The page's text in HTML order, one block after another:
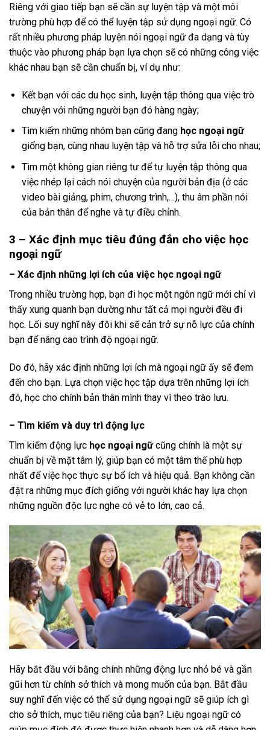
Riêng với giao tiếp bạn sẽ cần sự luyện tập và một môi
trường phù hợp để có thể luyện tập sử dụng ngoại ngữ. Có
rất nhiều phương pháp luyện nói ngoại ngữ đa dạng và tùy
thuộc vào phương pháp bạn lựa chọn sẽ có những công việc
khác nhau bạn sẽ cần chuẩn bị, ví dụ như:
Kết bạn với các du học sinh, luyện tập thông qua việc trò
chuyện với những người bạn đó hàng ngày;
Tìm kiếm những nhóm bạn cũng đang học ngoại ngữ
giống bạn, cùng nhau luyện tập và hỗ trợ sửa lỗi cho nhau;
Tìm một không gian riêng tư để tự luyện tập thông qua
việc nhép lại cách nói chuyện của người bản địa (ở các
video bài giảng, phim, chương trình,…), thu âm phần nói
của bản thân để nghe và tự điều chỉnh.
3 – Xác định mục tiêu đúng đắn cho việc học
ngoại ngữ
– Xác định những lợi ích của việc học ngoại ngữ
Trong nhiều trường hợp, bạn đi học một ngôn ngữ mới chỉ vì
thấy xung quanh bạn dường như tất cả mọi người đều đi
học. Lối suy nghĩ này đôi khi sẽ cản trở sự nỗ lực của chính
bạn để nâng cao trình độ ngoại ngữ.
Do đó, hãy xác định những lợi ích mà ngoại ngữ ấy sẽ đem
đến cho bạn. Lựa chọn việc học tập dựa trên những lợi ích
đó, học cho chính bản thân mình thay vì theo trào lưu.
– Tìm kiếm và duy trì động lực
Tìm kiếm động lực học ngoại ngữcũng chính là một sự
chuẩn bị về mặt tâm lý, giúp bạn có một tâm thế phù hợp
nhất để việc học thực sự bổ ích và hiệu quả. Bạn không cần
đặt ra những mục đích giống với người khác hay lựa chọn
những nguồn độc lực nghe có vẻ to lớn, cao cả.
Hãy bắt đầu với bằng chính những động lực nhỏ bé và gần
gũi hơn từ chính sở thích và mong muốn của bạn. Bắt đầu
suy nghĩ đến việc có thể sử dụng ngoại ngữ sẽ giúp ích gì
cho sở thích, mục tiêu riêng của bạn? Liệu ngoại ngữ có